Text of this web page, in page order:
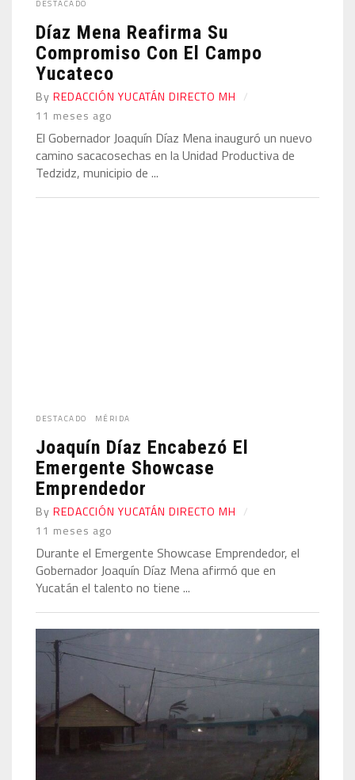
DESTACADO
Díaz Mena Reafirma Su
Compromiso Con El Campo
Yucateco
By REDACCIÓN YUCATÁN DIRECTO MH
11 meses ago
El Gobernador Joaquín Díaz Mena inauguró un nuevo
camino sacacosechas en la Unidad Productiva de
Tedzidz, municipio de ...
DESTACADO MÉRIDA
Joaquín Díaz Encabezó El
Emergente Showcase
Emprendedor
By REDACCIÓN YUCATÁN DIRECTO MH
11 meses ago
Durante el Emergente Showcase Emprendedor, el
Gobernador Joaquín Díaz Mena afirmó que en
Yucatán el talento no tiene ...